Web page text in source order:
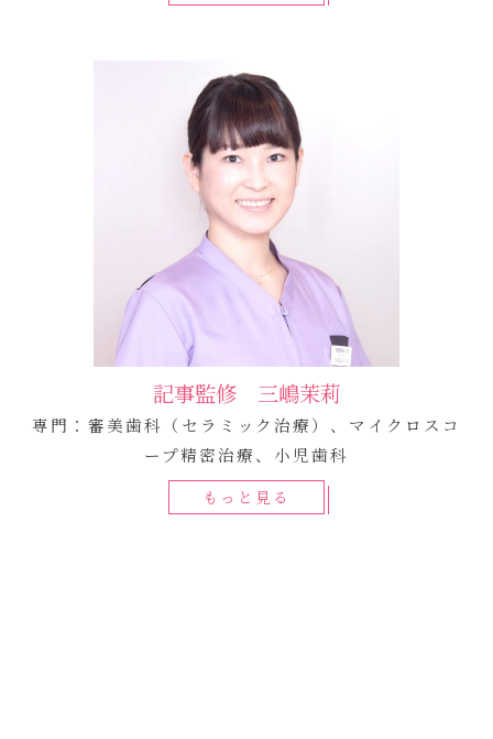
記事監修 三嶋茉莉
専門：審美歯科（セラミック治療）、マイクロスコ
ープ精密治療、小児歯科
もっと見る